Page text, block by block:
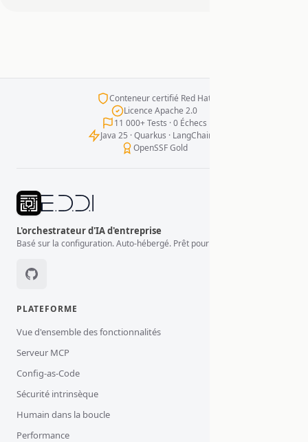
Conteneur certifié Red Hat
Licence Apache 2.0
11 000+ Tests · 0 Échecs
Java 25 · Quarkus · LangChain4j
OpenSSF Gold
L'orchestrateur d'IA d'entreprise
Basé sur la configuration. Auto-hébergé. Prêt pour la production.
PLATEFORME
Vue d'ensemble des fonctionnalités
Serveur MCP
Config-as-Code
Sécurité intrinsèque
Humain dans la boucle
Performance